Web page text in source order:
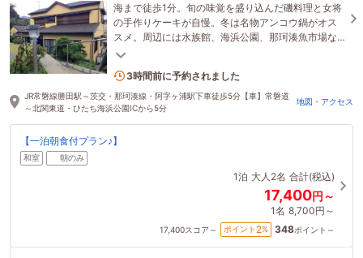
海まで徒歩1分。旬の味覚を盛り込んだ磯料理と女将
の手作りケーキが自慢。冬は名物アンコウ鍋がオス
スメ。周辺には水族館、海浜公園、那珂湊魚市場な
ど、ゆっくり、のんびり旅をお楽しみください。
1名がこの宿を見ています
3時間前に予約されました
JR常磐線勝田駅～茨交・那珂湊線・阿字ヶ浦駅下車徒歩5分【車】常磐道
～北関東道・ひたち海浜公園ICから5分
地図・アクセス
【一泊朝食付プラン♪】
和室 朝のみ
1泊 大人2名 合計(税込)
17,400円～
1名 8,700円～
17,400スコア～ ポイント 2% 348ポイント～